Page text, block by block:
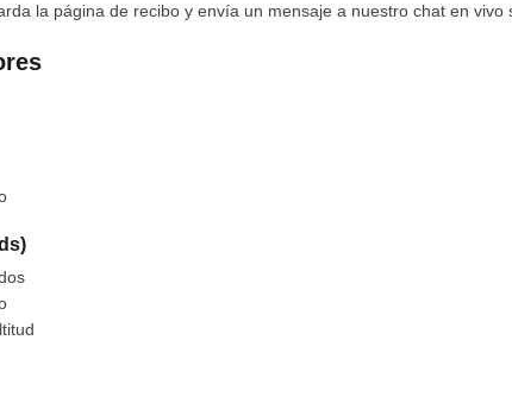
la página de recibo y envía un mensaje a nuestro chat en